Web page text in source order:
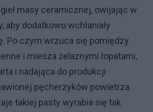
masy ceramicznej, owijając w
aby dodatkowo wchłaniały
Po czym wrzuca się pomiędzy
i miesza żelaznymi łopatami,
i nadająca do produkcji
pęcherzyków powietrza.
takiej pasty wyrabia się tak